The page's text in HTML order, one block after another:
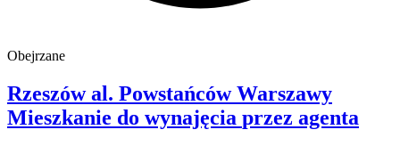
Obejrzane
Rzeszówal. Powstańców Warszawy
Mieszkanie do wynajęcia przez agenta